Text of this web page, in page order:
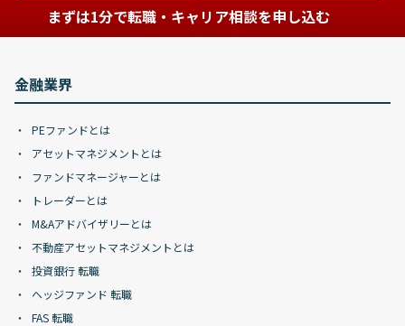
まずは1分で転職・キャリア相談を申し込む
金融業界
PEファンドとは
アセットマネジメントとは
ファンドマネージャーとは
トレーダーとは
M&Aアドバイザリーとは
不動産アセットマネジメントとは
投資銀行 転職
ヘッジファンド 転職
FAS 転職